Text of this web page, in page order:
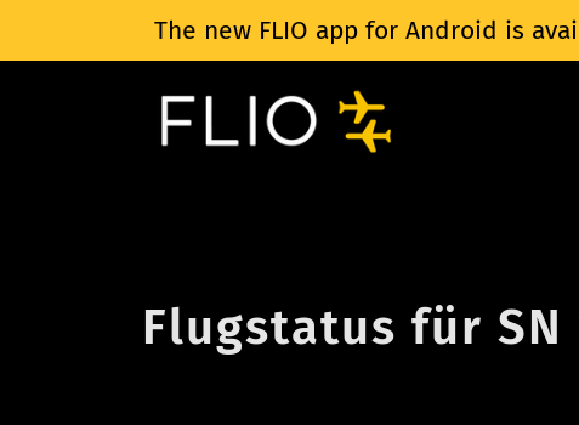
The new FLIO app for Android is
Flugstatus für